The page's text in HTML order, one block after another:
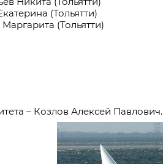
(Тольятти)
(Тольятти)
– Козлов Алексей Павлович.